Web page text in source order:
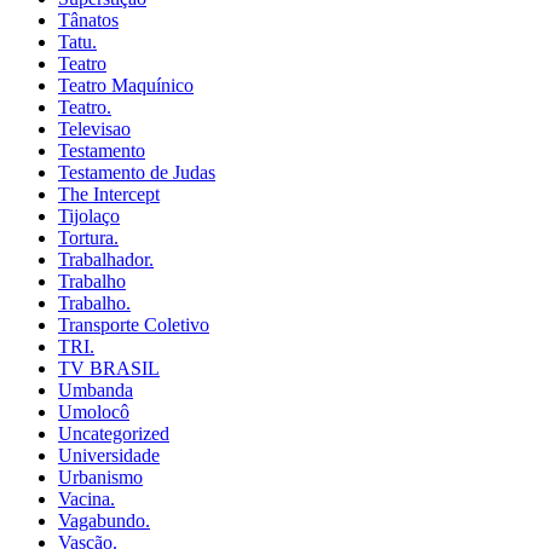
Tânatos
Tatu.
Teatro
Teatro Maquínico
Teatro.
Televisao
Testamento
Testamento de Judas
The Intercept
Tijolaço
Tortura.
Trabalhador.
Trabalho
Trabalho.
Transporte Coletivo
TRI.
TV BRASIL
Umbanda
Umolocô
Uncategorized
Universidade
Urbanismo
Vacina.
Vagabundo.
Vascão.